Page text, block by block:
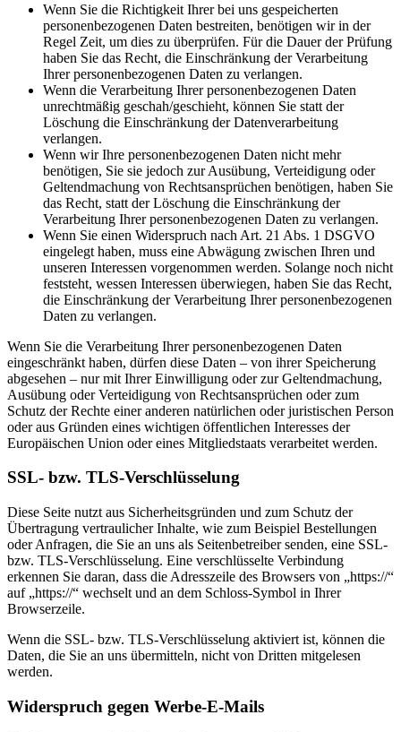
Wenn Sie die Richtigkeit Ihrer bei uns gespeicherten
personenbezogenen Daten bestreiten, benötigen wir in der
Regel Zeit, um dies zu überprüfen. Für die Dauer der Prüfung
haben Sie das Recht, die Einschränkung der Verarbeitung
Ihrer personenbezogenen Daten zu verlangen.
Wenn die Verarbeitung Ihrer personenbezogenen Daten
unrechtmäßig geschah/geschieht, können Sie statt der
Löschung die Einschränkung der Datenverarbeitung
verlangen.
Wenn wir Ihre personenbezogenen Daten nicht mehr
benötigen, Sie sie jedoch zur Ausübung, Verteidigung oder
Geltendmachung von Rechtsansprüchen benötigen, haben Sie
das Recht, statt der Löschung die Einschränkung der
Verarbeitung Ihrer personenbezogenen Daten zu verlangen.
Wenn Sie einen Widerspruch nach Art. 21 Abs. 1 DSGVO
eingelegt haben, muss eine Abwägung zwischen Ihren und
unseren Interessen vorgenommen werden. Solange noch nicht
feststeht, wessen Interessen überwiegen, haben Sie das Recht,
die Einschränkung der Verarbeitung Ihrer personenbezogenen
Daten zu verlangen.
Wenn Sie die Verarbeitung Ihrer personenbezogenen Daten
eingeschränkt haben, dürfen diese Daten – von ihrer Speicherung
abgesehen – nur mit Ihrer Einwilligung oder zur Geltendmachung,
Ausübung oder Verteidigung von Rechtsansprüchen oder zum
Schutz der Rechte einer anderen natürlichen oder juristischen Person
oder aus Gründen eines wichtigen öffentlichen Interesses der
Europäischen Union oder eines Mitgliedstaats verarbeitet werden.
SSL- bzw. TLS-Verschlüsselung
Diese Seite nutzt aus Sicherheitsgründen und zum Schutz der
Übertragung vertraulicher Inhalte, wie zum Beispiel Bestellungen
oder Anfragen, die Sie an uns als Seitenbetreiber senden, eine SSL-
bzw. TLS-Verschlüsselung. Eine verschlüsselte Verbindung
erkennen Sie daran, dass die Adresszeile des Browsers von „https://“
auf „https://“ wechselt und an dem Schloss-Symbol in Ihrer
Browserzeile.
Wenn die SSL- bzw. TLS-Verschlüsselung aktiviert ist, können die
Daten, die Sie an uns übermitteln, nicht von Dritten mitgelesen
werden.
Widerspruch gegen Werbe-E-Mails